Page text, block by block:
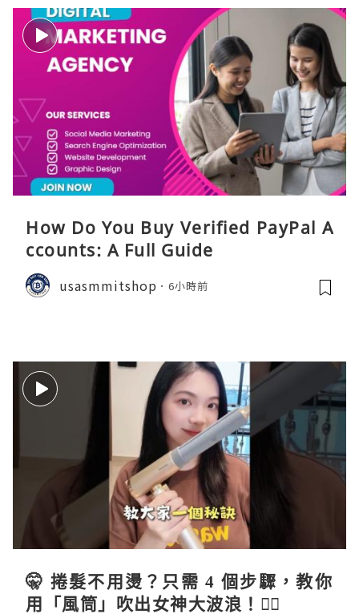
How Do You Buy Verified PayPal A
ccounts: A Full Guide
usasmmitshop 6小時前
🤫 捲髮不用燙？只需 4 個步驟，教你
用「風筒」吹出女神大波浪！💇‍♀️